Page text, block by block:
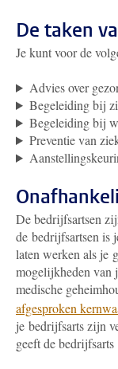
De taken
Je kunt voor de
Advies over
Begeleiding bij
Begeleiding bij
Preventie van
De bedrijfsartsen
de bedrijfsartsen is
laten werken als je
mogelijkheden van
medische
afgesproken
je bedrijfsarts zijn
geeft de